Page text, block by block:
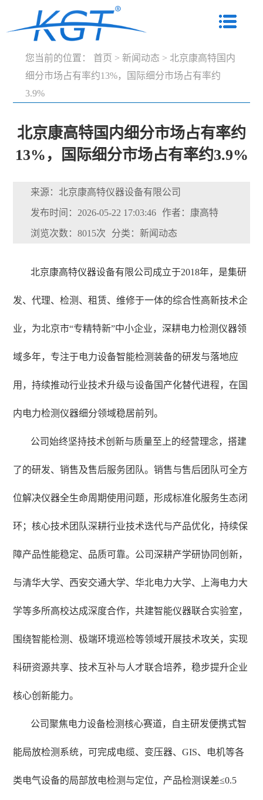
您当前的位置： 首页 > 新闻动态 > 北京康高特国内
细分市场占有率约13%，国际细分市场占有率约
3.9%
北京康高特国内细分市场占有率约
13%，国际细分市场占有率约3.9%
来源：北京康高特仪器设备有限公司
发布时间：2026-05-22 17:03:46 作者：康高特
浏览次数：8015次 分类：新闻动态
北京康高特仪器设备有限公司成立于2018年，是集研
发、代理、检测、租赁、维修于一体的综合性高新技术企
业，为北京市“专精特新”中小企业，深耕电力检测仪器领
域多年，专注于电力设备智能检测装备的研发与落地应
用，持续推动行业技术升级与设备国产化替代进程，在国
内电力检测仪器细分领域稳居前列。
公司始终坚持技术创新与质量至上的经营理念，搭建
了的研发、销售及售后服务团队。销售与售后团队可全方
位解决仪器全生命周期使用问题，形成标准化服务生态闭
环；核心技术团队深耕行业技术迭代与产品优化，持续保
障产品性能稳定、品质可靠。公司深耕产学研协同创新，
与清华大学、西安交通大学、华北电力大学、上海电力大
学等多所高校达成深度合作，共建智能仪器联合实验室，
围绕智能检测、极端环境巡检等领域开展技术攻关，实现
科研资源共享、技术互补与人才联合培养，稳步提升企业
核心创新能力。
公司聚焦电力设备检测核心赛道，自主研发便携式智
能局放检测系统，可完成电缆、变压器、GIS、电机等各
类电气设备的局部放电检测与定位，产品检测误差≤0.5